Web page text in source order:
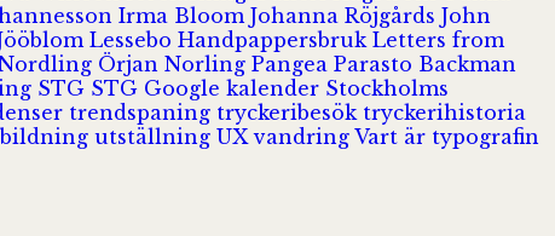
Irma Bloom Johanna Röjgårds John
Lessebo Handpappersbruk Letters from
Örjan Norling Pangea Parasto Backman
STG STG Google kalender Stockholms
trendspaning tryckeribesök tryckerihistoria
utställning UXvandring Vart är typografin